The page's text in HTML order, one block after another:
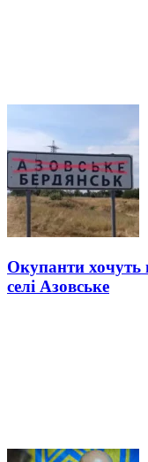
Окупанти
селі Азовське